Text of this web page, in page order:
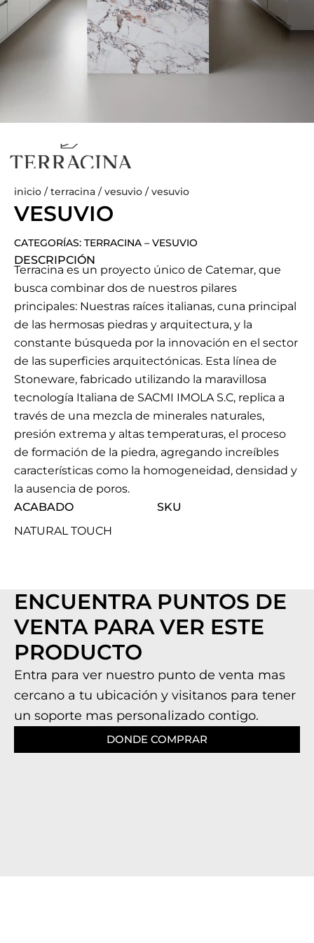
inicio /terracina /vesuvio / vesuvio
VESUVIO
CATEGORÍAS: TERRACINA – VESUVIO
DESCRIPCIÓN
Terracina es un proyecto único de Catemar, que
busca combinar dos de nuestros pilares
principales: Nuestras raíces italianas, cuna principal
de las hermosas piedras y arquitectura, y la
constante búsqueda por la innovación en el sector
de las superficies arquitectónicas. Esta línea de
Stoneware, fabricado utilizando la maravillosa
tecnología Italiana de SACMI IMOLA S.C, replica a
través de una mezcla de minerales naturales,
presión extrema y altas temperaturas, el proceso
de formación de la piedra, agregando increíbles
características como la homogeneidad, densidad y
la ausencia de poros.
ACABADO
NATURAL TOUCH
SKU
ENCUENTRA PUNTOS DE
VENTA PARA VER ESTE
PRODUCTO
Entra para ver nuestro punto de venta mas
cercano a tu ubicación y visitanos para tener
un soporte mas personalizado contigo.
DONDE COMPRAR